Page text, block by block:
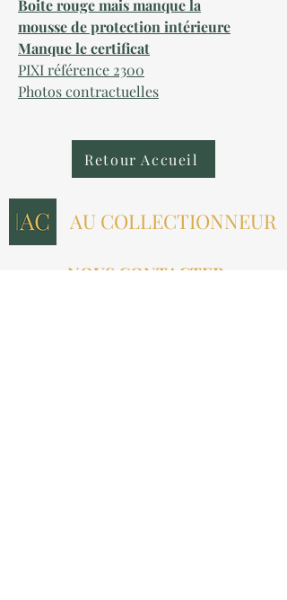
Boite rouge mais manque la
mousse de protection intérieure
Manque le certificat
PIXI référence 2300
Photos contractuelles
Retour Accueil
AU COLLECTIONNEUR
NOUS CONTACTER